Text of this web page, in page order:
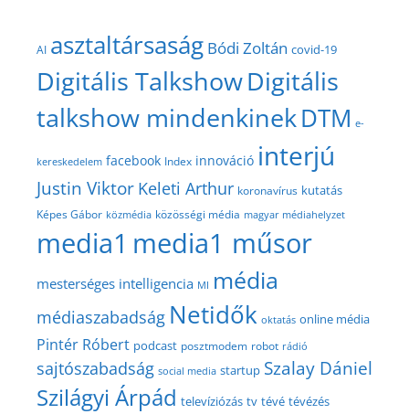
AI asztaltársaság Bódi Zoltán covid-19
Digitális TalkshowDigitális
talkshow mindenkinekDTM e-
kereskedelem facebook Index innováció interjú
Justin Viktor Keleti Arthur koronavírus kutatás
Képes Gábor közmédia közösségi média magyar médiahelyzet
media1 media1 műsor
mesterséges intelligencia MI média
médiaszabadság Netidők oktatás online média
Pintér Róbert podcast posztmodem robot rádió
sajtószabadság social media startup Szalay Dániel
Szilágyi Árpád televíziózás tv tévé tévézés